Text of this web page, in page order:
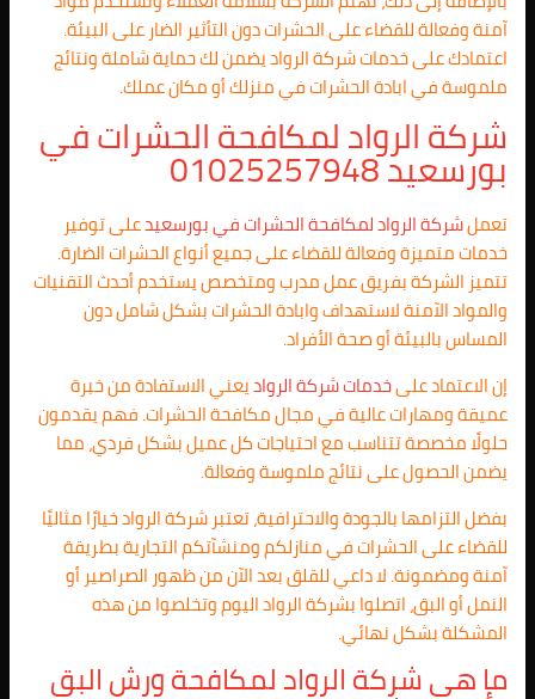
آمنة وفعالة للقضاء على الحشرات دون التأثير الضار على البيئة.
اعتمادك على خدمات شركة الرواد يضمن لك حماية شاملة ونتائج
ملموسة في ابادة الحشرات في منزلك أو مكان عملك.
شركة الرواد لمكافحة الحشرات في
بورسعيد 01025257948
تعملشركة الرواد لمكافحة الحشرات في بورسعيدعلى توفير
خدمات متميزة وفعالة للقضاء على جميع أنواع الحشرات الضارة.
تتميز الشركة بفريق عمل مدرب ومتخصص يستخدم أحدث التقنيات
والمواد الآمنة لاستهداف وابادة الحشرات بشكل شامل دون
المساس بالبيئة أو صحة الأفراد.
إن الاعتماد علىخدمات شركة الرواديعني الاستفادة من خبرة
عميقة ومهارات عالية في مجال مكافحة الحشرات. فهم يقدمون
حلولًا مخصصة تتناسب مع احتياجات كل عميل بشكل فردي، مما
يضمن الحصول على نتائج ملموسة وفعالة.
بفضل التزامها بالجودة والاحترافية، تعتبر شركة الرواد خيارًا مثاليًا
للقضاء على الحشرات في منازلكم ومنشآتكم التجارية بطريقة
آمنة ومضمونة. لا داعي للقلق بعد الآن من ظهور الصراصير أو
النمل أو البق، اتصلوا بشركة الرواد اليوم وتخلصوا من هذه
المشكلة بشكل نهائي.
ما هي شركة الرواد لمكافحة ورش البق